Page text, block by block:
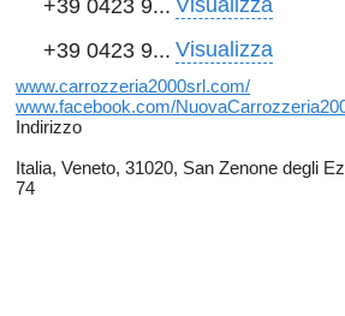
+39 0423 9... Visualizza
+39 0423 9... Visualizza
www.carrozzeria2000srl.com/
www.facebook.com/
Indirizzo
Italia, Veneto, 31020, San Zenone degli
74